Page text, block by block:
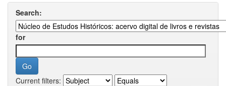
Search:
for
Current filters: